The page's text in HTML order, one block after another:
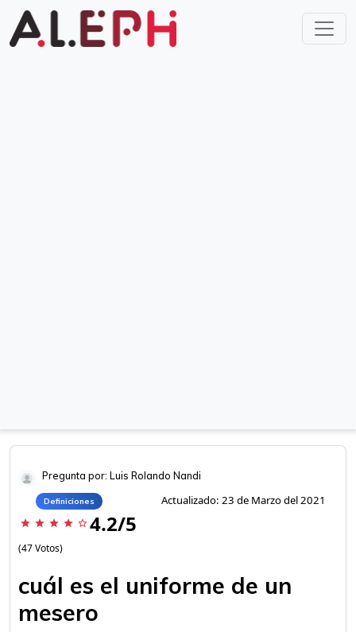
Pregunta por: Luis Rolando Nandi
Definiciones Actualizado: 23 de Marzo del 2021
star star star star star_border 4.2/5
(47 Votos)
cuál es el uniforme de un
mesero